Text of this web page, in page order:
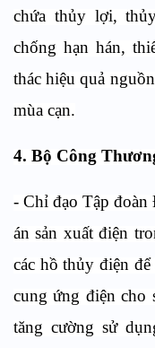
chứa thủy lợi,
chống hạn hán,
thác hiệu quả
mùa cạn.
4. Bộ Công
- Chỉ đạo Tập
án sản xuất điện
các hồ thủy điện
cung ứng điện cho
tăng cường sử